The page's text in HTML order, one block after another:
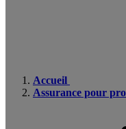
Accueil
Assurance pour